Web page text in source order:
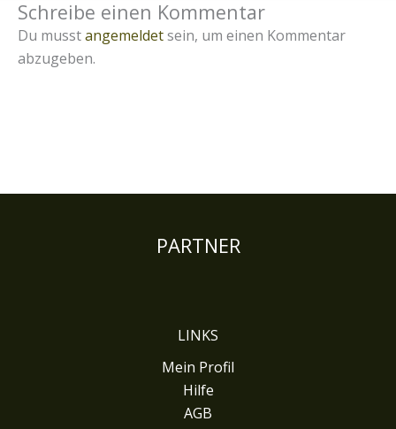
Schreibe einen Kommentar
Du musstangemeldetsein, um einen Kommentar
abzugeben.
PARTNER
LINKS
Mein Profil
Hilfe
AGB